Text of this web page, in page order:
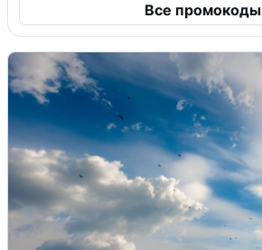
Все промокоды